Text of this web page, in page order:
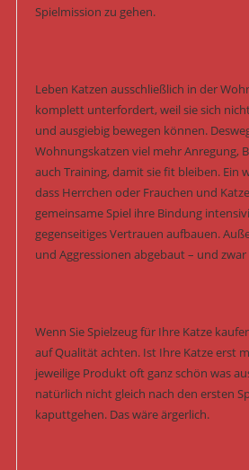
Spielmission zu gehen.
Leben Katzen ausschließlich in der
komplett unterfordert, weil sie sich
und ausgiebig bewegen können.
Wohnungskatzen viel mehr Anregung,
auch Training, damit sie fit bleiben. Ein
dass Herrchen oder Frauchen und
gemeinsame Spiel ihre Bindung
gegenseitiges Vertrauen aufbauen.
und Aggressionen abgebaut – und
Wenn Sie Spielzeug für Ihre Katze
auf Qualität achten. Ist Ihre Katze erst
jeweilige Produkt oft ganz schön was
natürlich nicht gleich nach den ersten
kaputtgehen. Das wäre ärgerlich.